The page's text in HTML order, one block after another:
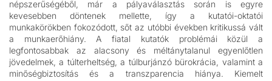
népszerűségéből, már a pályaválasztás során is egyre
kevesebben döntenek mellette, így a kutatói-oktatói
munkakörökben fokozódott, sőt az utóbbi években kritikussá vált
a munkaerőhiány. A fiatal kutatók problémái közül a
legfontosabbak az alacsony és méltánytalanul egyenlőtlen
jövedelmek, a túlterheltség, a túlburjánzó bürokrácia, valamint a
minőségbiztosítás és a transzparencia hiánya. Kiemelt